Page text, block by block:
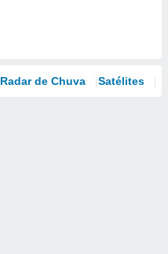
Radar de Chuva Satélites